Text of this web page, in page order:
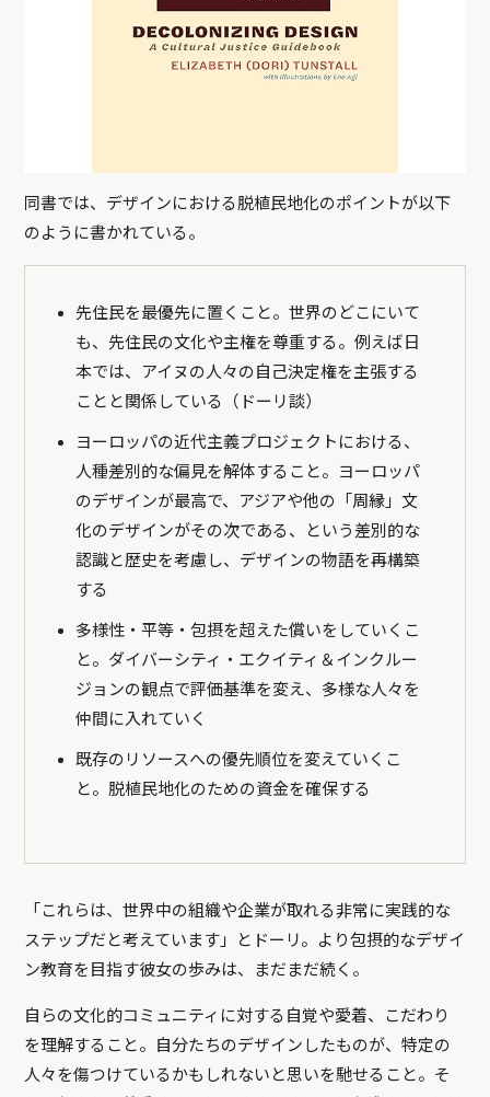
同書では、デザインにおける脱植民地化のポイントが以下
のように書かれている。
先住民を最優先に置くこと。世界のどこにいて
も、先住民の文化や主権を尊重する。例えば日
本では、アイヌの人々の自己決定権を主張する
ことと関係している（ドーリ談）
ヨーロッパの近代主義プロジェクトにおける、
人種差別的な偏見を解体すること。ヨーロッパ
のデザインが最高で、アジアや他の「周縁」文
化のデザインがその次である、という差別的な
認識と歴史を考慮し、デザインの物語を再構築
する
多様性・平等・包摂を超えた償いをしていくこ
と。ダイバーシティ・エクイティ＆インクルー
ジョンの観点で評価基準を変え、多様な人々を
仲間に入れていく
既存のリソースへの優先順位を変えていくこ
と。脱植民地化のための資金を確保する
「これらは、世界中の組織や企業が取れる非常に実践的な
ステップだと考えています」とドーリ。より包摂的なデザイ
ン教育を目指す彼女の歩みは、まだまだ続く。
自らの文化的コミュニティに対する自覚や愛着、こだわり
を理解すること。自分たちのデザインしたものが、特定の
人々を傷つけているかもしれないと思いを馳せること。そ